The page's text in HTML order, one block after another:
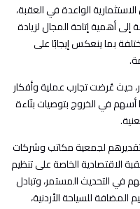
الواعدة في العقبة،
إلى أهمية إتاحة المجال لزيادة
بما ينعكس إيجابًا على
حيث عُرضت تجارب عملية وأفكار
أسهم في الخروج بتوصيات بنّاءة
لجمعية مكاتب وشركات
الاقتصادية الخاصة على تنظيم
في التحديث المستمر، وتبادل
المضافة للسياحة الأردنية،